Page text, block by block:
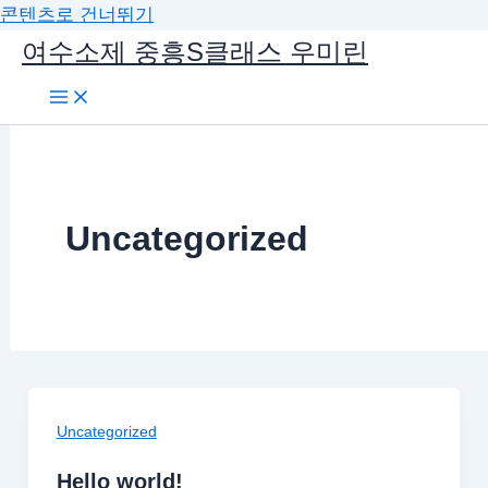
콘텐츠로 건너뛰기
여수소제 중흥S클래스 우미린
Uncategorized
Uncategorized
Hello world!